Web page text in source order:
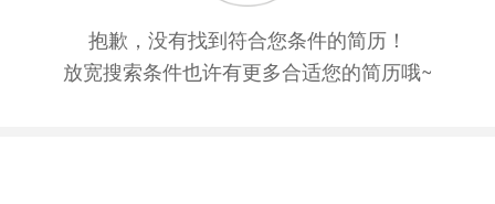
抱歉，没有找到符合您条件的简历！
放宽搜索条件也许有更多合适您的简历哦~